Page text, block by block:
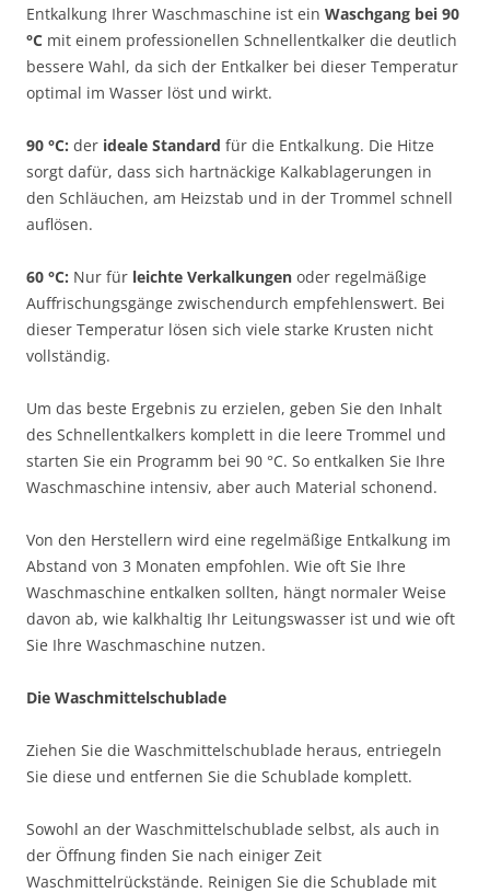
Entkalkung Ihrer Waschmaschine ist ein Waschgang bei 90
°C mit einem professionellen Schnellentkalker die deutlich
bessere Wahl, da sich der Entkalker bei dieser Temperatur
optimal im Wasser löst und wirkt.
90 °C: der ideale Standard für die Entkalkung. Die Hitze
sorgt dafür, dass sich hartnäckige Kalkablagerungen in
den Schläuchen, am Heizstab und in der Trommel schnell
auflösen.
60 °C: Nur für leichte Verkalkungen oder regelmäßige
Auffrischungsgänge zwischendurch empfehlenswert. Bei
dieser Temperatur lösen sich viele starke Krusten nicht
vollständig.
Um das beste Ergebnis zu erzielen, geben Sie den Inhalt
des Schnellentkalkers komplett in die leere Trommel und
starten Sie ein Programm bei 90 °C. So entkalken Sie Ihre
Waschmaschine intensiv, aber auch Material schonend.
Von den Herstellern wird eine regelmäßige Entkalkung im
Abstand von 3 Monaten empfohlen. Wie oft Sie Ihre
Waschmaschine entkalken sollten, hängt normaler Weise
davon ab, wie kalkhaltig Ihr Leitungswasser ist und wie oft
Sie Ihre Waschmaschine nutzen.
Die Waschmittelschublade
Ziehen Sie die Waschmittelschublade heraus, entriegeln
Sie diese und entfernen Sie die Schublade komplett.
Sowohl an der Waschmittelschublade selbst, als auch in
der Öffnung finden Sie nach einiger Zeit
Waschmittelrückstände. Reinigen Sie die Schublade mit